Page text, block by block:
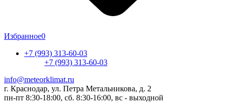
Избранное0
+7 (993) 313-60-03
+7 (993) 313-60-03
info@meteorklimat.ru
г. Краснодар, ул. Петра Метальникова, д. 2
пн-пт 8:30-18:00, сб. 8:30-16:00, вс - выходной